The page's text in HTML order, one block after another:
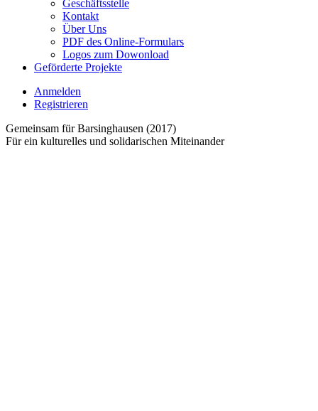
Geschäftsstelle
Kontakt
Über Uns
PDF des Online-Formulars
Logos zum Dowonload
Geförderte Projekte
Anmelden
Registrieren
Gemeinsam für Barsinghausen (2017)
Für ein kulturelles und solidarischen Miteinander